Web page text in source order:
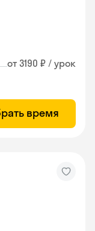
от 3190 ₽ / урок
время